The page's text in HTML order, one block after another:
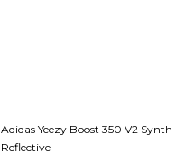
Adidas Yeezy Boost 350 V2 Synth
Reflective